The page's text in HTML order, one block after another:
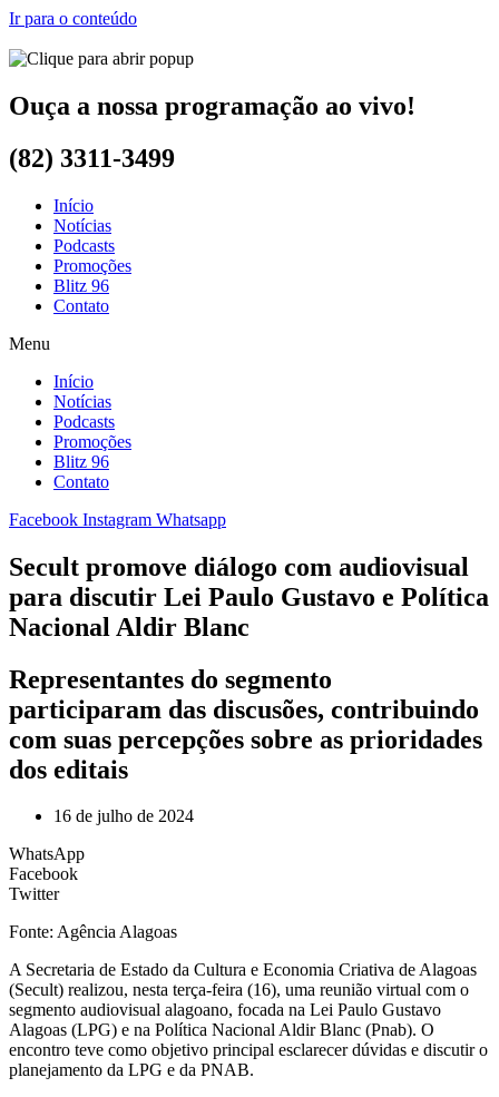
Ir para o conteúdo
Ouça a nossa programação ao vivo!
(82) 3311-3499
Início
Notícias
Podcasts
Promoções
Blitz 96
Contato
Menu
Início
Notícias
Podcasts
Promoções
Blitz 96
Contato
Facebook Instagram Whatsapp
Secult promove diálogo com audiovisual
para discutir Lei Paulo Gustavo e Política
Nacional Aldir Blanc
Representantes do segmento
participaram das discusões, contribuindo
com suas percepções sobre as prioridades
dos editais
16 de julho de 2024
WhatsApp
Facebook
Twitter
Fonte: Agência Alagoas
A Secretaria de Estado da Cultura e Economia Criativa de Alagoas
(Secult) realizou, nesta terça-feira (16), uma reunião virtual com o
segmento audiovisual alagoano, focada na Lei Paulo Gustavo
Alagoas (LPG) e na Política Nacional Aldir Blanc (Pnab). O
encontro teve como objetivo principal esclarecer dúvidas e discutir o
planejamento da LPG e da PNAB.